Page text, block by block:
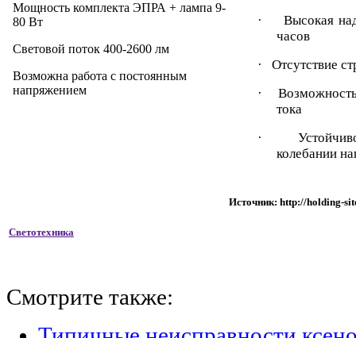
Мощность комплекта ЭПРА + лампа 9-
80 Вт
Световой поток 400-2600 лм
Возможна работа с постоянным
напряжением
· Высокая
часов
· Отсутствие
· Возможность
тока
·
колебании
Источник: http://holding-
Светотехника
Смотрите также: